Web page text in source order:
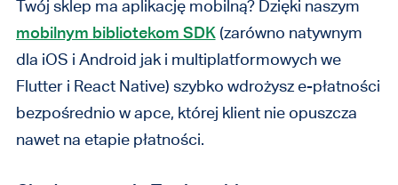
Twój sklep ma aplikację mobilną? Dzięki naszym
mobilnym bibliotekom SDK (zarówno natywnym
dla iOS i Android jak i multiplatformowych we
Flutter i React Native) szybko wdrożysz e-płatności
bezpośrednio w apce, której klient nie opuszcza
nawet na etapie płatności.